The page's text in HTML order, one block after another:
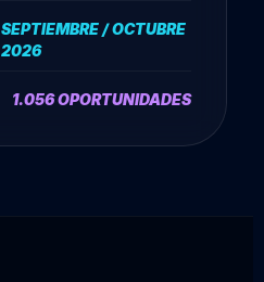
SEPTIEMBRE / OCTUBRE
2026
1.056 OPORTUNIDADES